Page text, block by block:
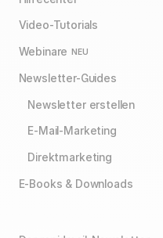
Video-Tutorials
Webinare NEU
Newsletter-Guides
Newsletter erstellen
E-Mail-Marketing
Direktmarketing
E-Books & Downloads